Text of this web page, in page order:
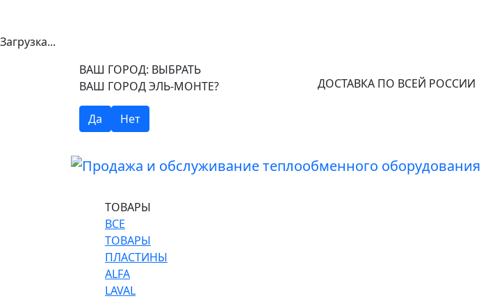
Загрузка...
ВАШ ГОРОД: ВЫБРАТЬ
ВАШ ГОРОД ЭЛЬ-МОНТЕ?
Да Нет
ДОСТАВКА ПО ВСЕЙ РОССИИ
ТОВАРЫ
ВСЕ
ТОВАРЫ
ПЛАСТИНЫ
ALFA
LAVAL